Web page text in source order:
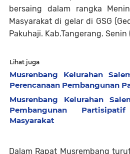
bersaing dalam rangka
Masyarakat di gelar di GSG
Pakuhaji. Kab.Tangerang.
Lihat juga
Musrenbang Kelurahan
Perencanaan Pembangunan
Musrenbang Kelurahan
Pembangunan
Masyarakat
Dalam Rapat Musrembang